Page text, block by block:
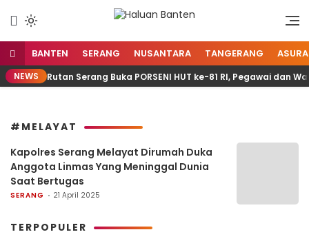
konten
BANTEN SERANG NUSANTARA TANGERANG
NEWS Rutan Serang Buka PORSENI HUT ke-81 RI, Pegawai dan
#MELAYAT
Kapolres Serang Melayat Dirumah Duka
Anggota Linmas Yang Meninggal Dunia
Saat Bertugas
SERANG 21 April 2025
TERPOPULER